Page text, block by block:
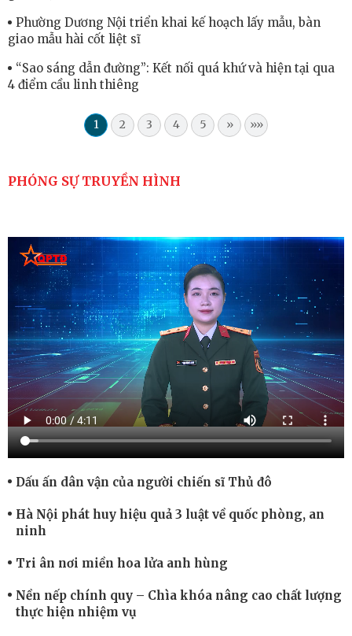
Phường Dương Nội triển khai kế hoạch lấy mẫu, bàn
giao mẫu hài cốt liệt sĩ
“Sao sáng dẫn đường”: Kết nối quá khứ và hiện tại qua
4 điểm cầu linh thiêng
1 2 3 4 5 » »»
PHÓNG SỰ TRUYỀN HÌNH
Dấu ấn dân vận của người chiến sĩ Thủ đô
Hà Nội phát huy hiệu quả 3 luật về quốc phòng, an
ninh
Tri ân nơi miền hoa lửa anh hùng
Nền nếp chính quy – Chìa khóa nâng cao chất lượng
thực hiện nhiệm vụ